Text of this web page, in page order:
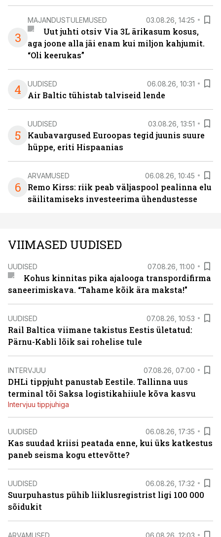
3
MAJANDUSTULEMUSED 03.08.26, 14:25
Uut juhti otsiv Via 3L ärikasum kosus,
aga joone alla jäi enam kui miljon kahjumit.
“Oli keerukas”
4 UUDISED 06.08.26, 10:31
Air Baltic tühistab talviseid lende
5
UUDISED 03.08.26, 13:51
Kaubavargused Euroopas tegid juunis suure
hüppe, eriti Hispaanias
6
ARVAMUSED 06.08.26, 10:45
Remo Kirss: riik peab väljaspool pealinna elu
säilitamiseks investeerima ühendustesse
VIIMASED UUDISED
UUDISED 07.08.26, 11:00
Kohus kinnitas pika ajalooga transpordifirma
saneerimiskava. “Tahame kõik ära maksta!”
UUDISED 07.08.26, 10:53
Rail Baltica viimane takistus Eestis ületatud:
Pärnu-Kabli lõik sai rohelise tule
INTERVJUU 07.08.26, 07:00
DHLi tippjuht panustab Eestile. Tallinna uus
terminal tõi Saksa logistikahiiule kõva kasvu
Intervjuu tippjuhiga
UUDISED 06.08.26, 17:35
Kas suudad kriisi peatada enne, kui üks katkestus
paneb seisma kogu ettevõtte?
UUDISED 06.08.26, 17:32
Suurpuhastus pühib liiklusregistrist ligi 100 000
sõidukit
ARVAMUSED 06.08.26, 12:03